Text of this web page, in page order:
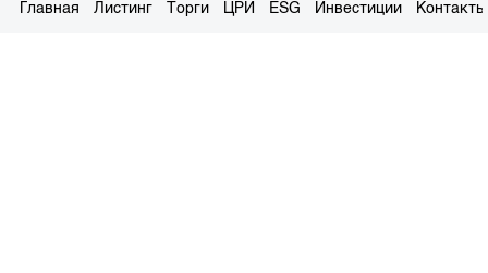
Главная Листинг Торги ЦРИ ESG Инвестиции Контакты
Центр раскрытия информации